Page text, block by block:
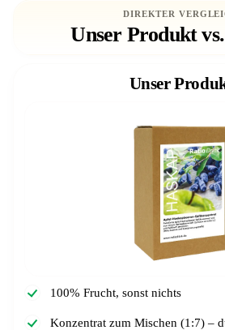
DIREKTER
Unser Produkt
Unser
100% Frucht, sonst nichts
Konzentrat zum Mischen (1:7) –